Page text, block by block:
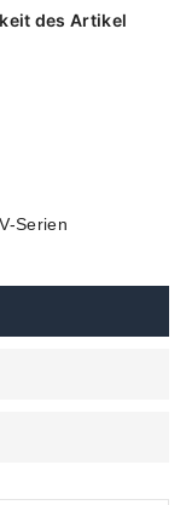
des Artikel
Serien